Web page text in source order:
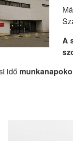
A
idő